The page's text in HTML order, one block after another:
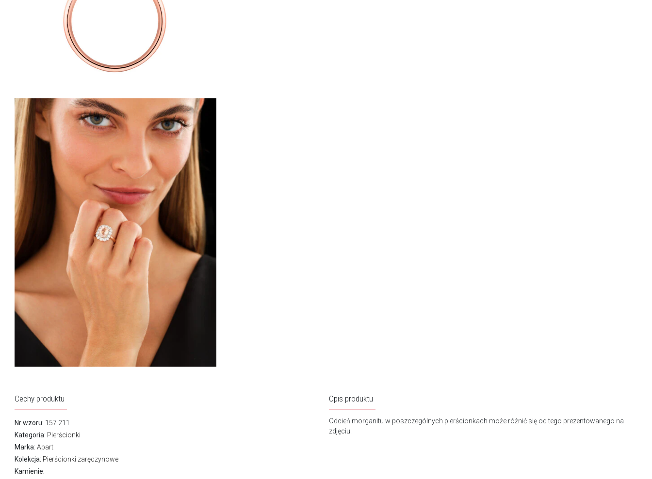
Cechy produktu
Nr wzoru: 157.211
Kategoria: Pierścionki
Marka: Apart
Kolekcja: Pierścionki zaręczynowe
Kamienie:
Opis produktu
Odcień morganitu w poszczególnych pierścionkach może różnić się od tego prezentowanego na
zdjęciu.